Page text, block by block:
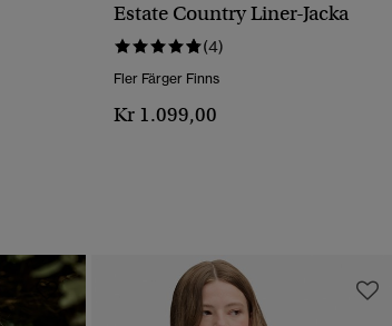
Estate Country Liner-Jacka
(4)
Fler Färger Finns
Kr 1.099,00